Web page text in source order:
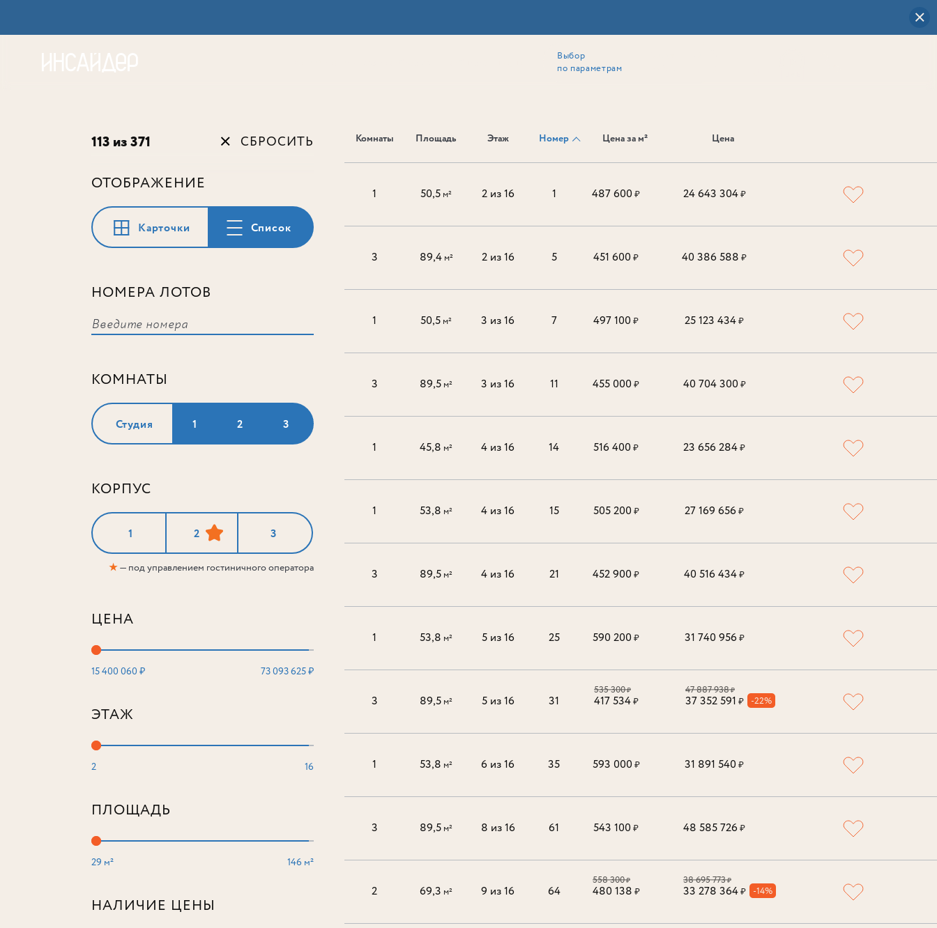
Выбор
по параметрам
113 из 371 СБРОСИТЬ
ОТОБРАЖЕНИЕ
Карточки Список
НОМЕРА ЛОТОВ
КОМНАТЫ
Студия 1 2 3
КОРПУС
1 2 3
★— под управлением гостиничного оператора
ЦЕНА
15 400 060 ₽ 73 093 625 ₽
ЭТАЖ
2 16
ПЛОЩАДЬ
29 м² 146 м²
НАЛИЧИЕ ЦЕНЫ
Комнаты Площадь Этаж Номер Цена за м² Цена
1 50,5 м² 2 из 16 1 487 600₽ 24 643 304₽
3 89,4м² 2 из 16 5 451 600₽ 40 386 588 ₽
1 50,5 м² 3 из 16 7 497 100₽ 25 123 434₽
3 89,5 м² 3 из 16 11 455 000₽ 40 704 300₽
1 45,8 м² 4 из 16 14 516 400₽ 23 656 284₽
1 53,8 м² 4 из 16 15 505 200₽ 27 169 656₽
3 89,5 м² 4 из 16 21 452 900₽ 40 516 434₽
1 53,8 м² 5 из 16 25 590 200₽ 31 740 956₽
3 89,5 м² 5 из 16 31
535 300₽
417 534₽
47 887 938₽
37 352 591 ₽ -22%
1 53,8 м² 6 из 16 35 593 000₽ 31 891 540₽
3 89,5 м² 8 из 16 61 543 100₽ 48 585 726₽
2 69,3 м² 9 из 16 64
558 300₽
480 138 ₽
38 695 773₽
33 278 364₽ -14%